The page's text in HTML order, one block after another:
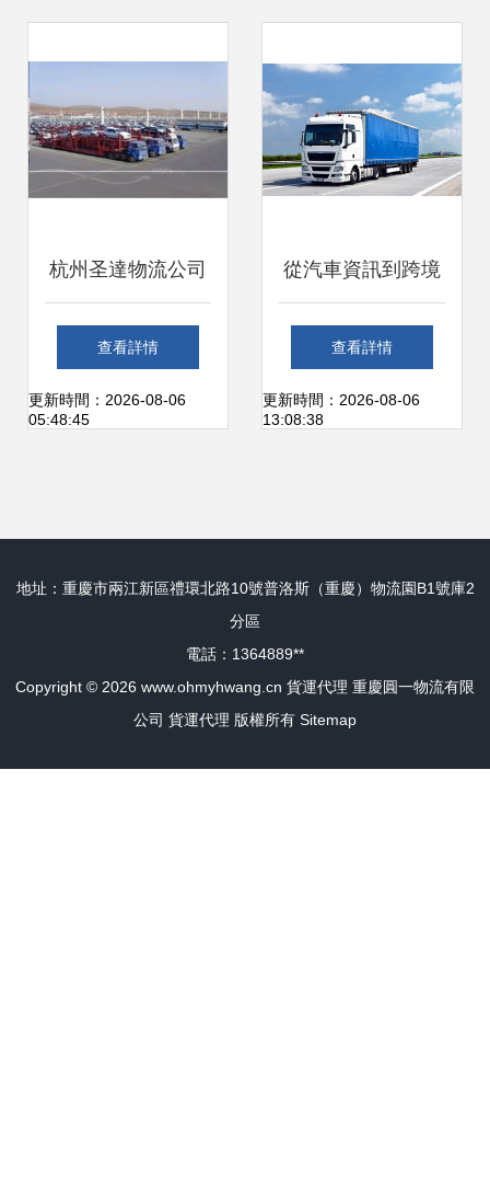
杭州圣達物流公司
專業貨運代理，驅
動高效物流新時代
查看詳情
更新時間：2026-08-06
05:48:45
從汽車資訊到跨境
物流 新時代車主的
多元化需求與行業
查看詳情
更新時間：2026-08-06
13:08:38
地址：重慶市兩江新區禮環北路10號普洛斯（重慶）物流園B1號庫2
分區
電話：1364889**
Copyright © 2026 www.ohmyhwang.cn 貨運代理 重慶圓一物流有限
公司 貨運代理 版權所有 Sitemap